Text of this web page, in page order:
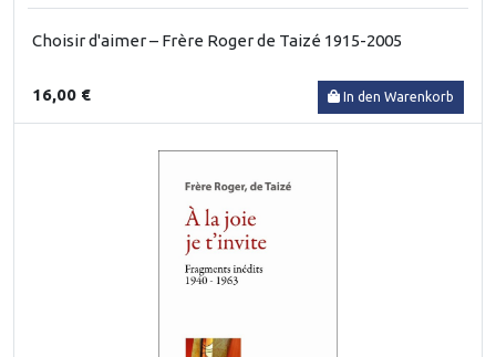
Choisir d'aimer – Frère Roger de Taizé 1915-2005
16,00 € In den Warenkorb